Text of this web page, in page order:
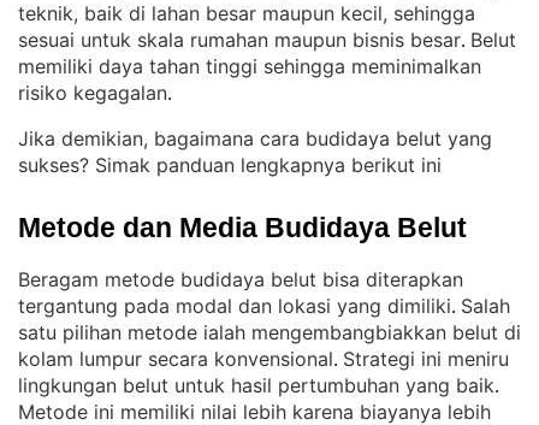
teknik, baik di lahan besar maupun kecil, sehingga
sesuai untuk skala rumahan maupun bisnis besar. Belut
memiliki daya tahan tinggi sehingga meminimalkan
risiko kegagalan.
Jika demikian, bagaimana cara budidaya belut yang
sukses? Simak panduan lengkapnya berikut ini
Metode dan Media Budidaya Belut
Beragam metode budidaya belut bisa diterapkan
tergantung pada modal dan lokasi yang dimiliki. Salah
satu pilihan metode ialah mengembangbiakkan belut di
kolam lumpur secara konvensional. Strategi ini meniru
lingkungan belut untuk hasil pertumbuhan yang baik
Metode ini memiliki nilai lebih karena biayanya lebih